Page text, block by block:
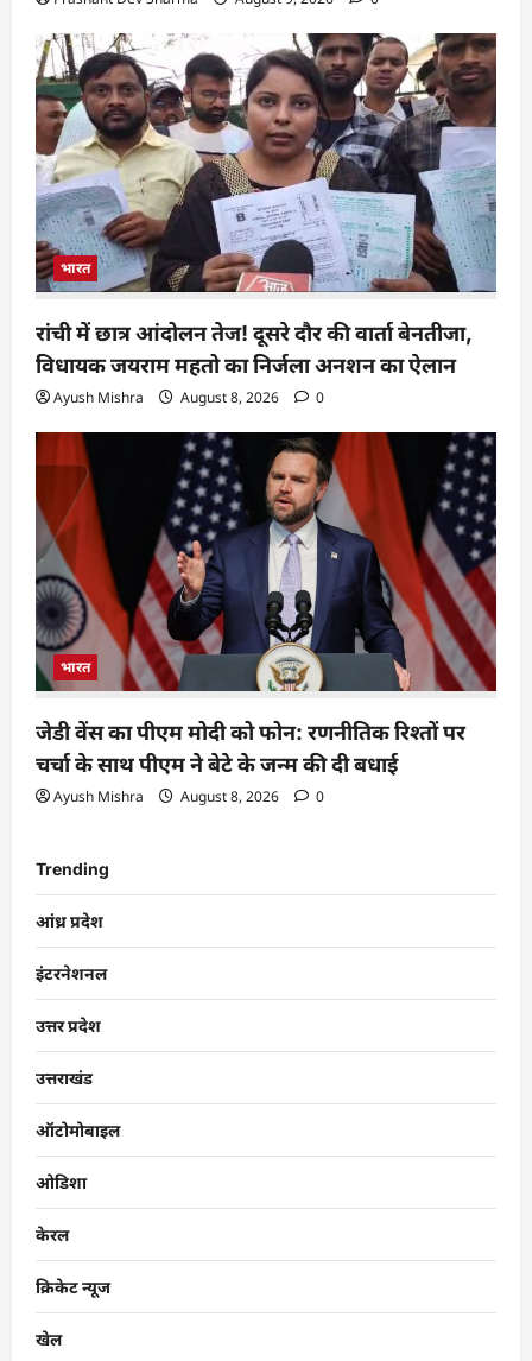
भारत
रांची में छात्र आंदोलन तेज! दूसरे दौर की वार्ता बेनतीजा,
विधायक जयराम महतो का निर्जला अनशन का ऐलान
Ayush Mishra August 8, 2026 0
भारत
जेडी वेंस का पीएम मोदी को फोन: रणनीतिक रिश्तों पर
चर्चा के साथ पीएम ने बेटे के जन्म की दी बधाई
Ayush Mishra August 8, 2026 0
Trending
आंध्र प्रदेश
इंटरनेशनल
उत्तर प्रदेश
उत्तराखंड
ऑटोमोबाइल
ओडिशा
केरल
क्रिकेट न्यूज
खेल